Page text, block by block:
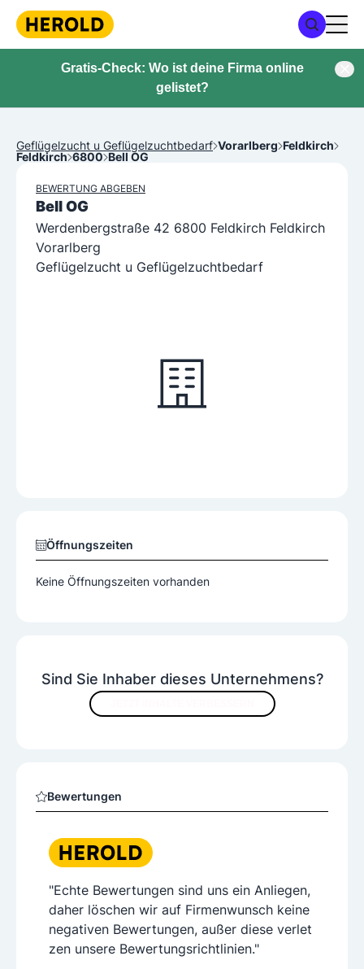
Gratis-Check: Wo ist deine Firma online
gelistet?
Geflügelzucht u Geflügelzuchtbedarf Vorarlberg Feldkirch
Feldkirch 6800 Bell OG
BEWERTUNG ABGEBEN
Bell OG
Werdenbergstraße 42 6800 Feldkirch Feldkirch
Vorarlberg
Geflügelzucht u Geflügelzuchtbedarf
Sind Sie Inhaber dieses Unternehmens?
Bewertungen
"Echte Bewertungen sind uns ein Anliegen,
daher löschen wir auf Firmenwunsch keine
negativen Bewertungen, außer diese verlet
zen unsere Bewertungsrichtlinien."
Öffnungszeiten
Keine Öffnungszeiten vorhanden